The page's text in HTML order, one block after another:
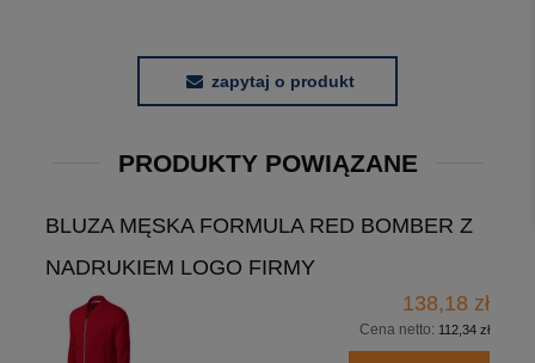
zapytaj o produkt
PRODUKTY POWIĄZANE
BLUZA MĘSKA FORMULA RED BOMBER Z
NADRUKIEM LOGO FIRMY
138,18 zł
Cena netto: 112,34 zł